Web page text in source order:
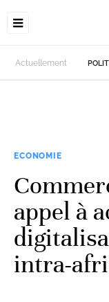
Actuellement
ECONOMIE
appel à
intra-